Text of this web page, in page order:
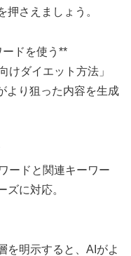
さえましょう。
ドを使う**
けダイエット方法」
より狙った内容を生成
ードと関連キーワー
ズに対応。
を明示すると、AIがよ